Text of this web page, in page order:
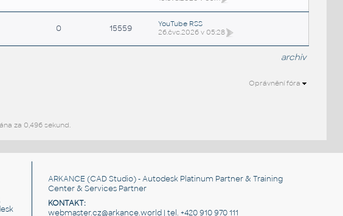
0 15559
YouTube RSS
26.čvc.2026 v 05:28
archiv
Oprávnění fóra
za 0,496 sekund.
ARKANCE (CAD Studio) - Autodesk Platinum Partner & Training
Center & Services Partner
KONTAKT:
webmaster.cz@arkance.world | tel. +420 910 970 111